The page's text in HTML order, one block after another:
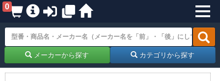
0
メーカーから探す カテゴリから探す